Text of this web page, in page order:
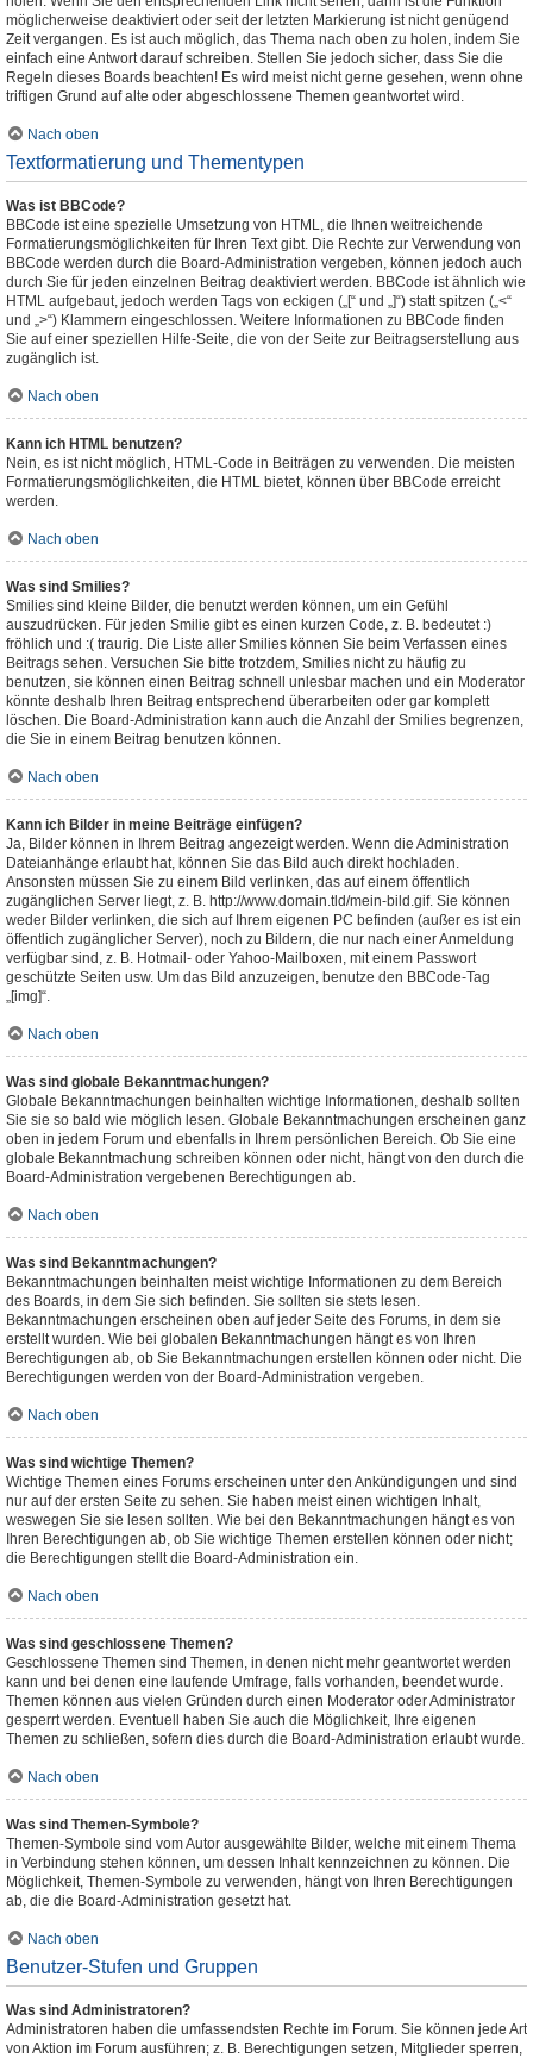
möglicherweise deaktiviert oder seit der letzten Markierung ist nicht genügend
Zeit vergangen. Es ist auch möglich, das Thema nach oben zu holen, indem Sie
einfach eine Antwort darauf schreiben. Stellen Sie jedoch sicher, dass Sie die
Regeln dieses Boards beachten! Es wird meist nicht gerne gesehen, wenn ohne
triftigen Grund auf alte oder abgeschlossene Themen geantwortet wird.
Nach oben
Textformatierung und Thementypen
Was ist BBCode?
BBCode ist eine spezielle Umsetzung von HTML, die Ihnen weitreichende
Formatierungsmöglichkeiten für Ihren Text gibt. Die Rechte zur Verwendung von
BBCode werden durch die Board-Administration vergeben, können jedoch auch
durch Sie für jeden einzelnen Beitrag deaktiviert werden. BBCode ist ähnlich wie
HTML aufgebaut, jedoch werden Tags von eckigen („[“ und „]“) statt spitzen („<“
und „>“) Klammern eingeschlossen. Weitere Informationen zu BBCode finden
Sie auf einer speziellen Hilfe-Seite, die von der Seite zur Beitragserstellung aus
zugänglich ist.
Nach oben
Kann ich HTML benutzen?
Nein, es ist nicht möglich, HTML-Code in Beiträgen zu verwenden. Die meisten
Formatierungsmöglichkeiten, die HTML bietet, können über BBCode erreicht
werden.
Nach oben
Was sind Smilies?
Smilies sind kleine Bilder, die benutzt werden können, um ein Gefühl
auszudrücken. Für jeden Smilie gibt es einen kurzen Code, z. B. bedeutet :)
fröhlich und :( traurig. Die Liste aller Smilies können Sie beim Verfassen eines
Beitrags sehen. Versuchen Sie bitte trotzdem, Smilies nicht zu häufig zu
benutzen, sie können einen Beitrag schnell unlesbar machen und ein Moderator
könnte deshalb Ihren Beitrag entsprechend überarbeiten oder gar komplett
löschen. Die Board-Administration kann auch die Anzahl der Smilies begrenzen,
die Sie in einem Beitrag benutzen können.
Nach oben
Kann ich Bilder in meine Beiträge einfügen?
Ja, Bilder können in Ihrem Beitrag angezeigt werden. Wenn die Administration
Dateianhänge erlaubt hat, können Sie das Bild auch direkt hochladen.
Ansonsten müssen Sie zu einem Bild verlinken, das auf einem öffentlich
zugänglichen Server liegt, z. B. http://www.domain.tld/mein-bild.gif. Sie können
weder Bilder verlinken, die sich auf Ihrem eigenen PC befinden (außer es ist ein
öffentlich zugänglicher Server), noch zu Bildern, die nur nach einer Anmeldung
verfügbar sind, z. B. Hotmail- oder Yahoo-Mailboxen, mit einem Passwort
geschützte Seiten usw. Um das Bild anzuzeigen, benutze den BBCode-Tag
„[img]“.
Nach oben
Was sind globale Bekanntmachungen?
Globale Bekanntmachungen beinhalten wichtige Informationen, deshalb sollten
Sie sie so bald wie möglich lesen. Globale Bekanntmachungen erscheinen ganz
oben in jedem Forum und ebenfalls in Ihrem persönlichen Bereich. Ob Sie eine
globale Bekanntmachung schreiben können oder nicht, hängt von den durch die
Board-Administration vergebenen Berechtigungen ab.
Nach oben
Was sind Bekanntmachungen?
Bekanntmachungen beinhalten meist wichtige Informationen zu dem Bereich
des Boards, in dem Sie sich befinden. Sie sollten sie stets lesen.
Bekanntmachungen erscheinen oben auf jeder Seite des Forums, in dem sie
erstellt wurden. Wie bei globalen Bekanntmachungen hängt es von Ihren
Berechtigungen ab, ob Sie Bekanntmachungen erstellen können oder nicht. Die
Berechtigungen werden von der Board-Administration vergeben.
Nach oben
Was sind wichtige Themen?
Wichtige Themen eines Forums erscheinen unter den Ankündigungen und sind
nur auf der ersten Seite zu sehen. Sie haben meist einen wichtigen Inhalt,
weswegen Sie sie lesen sollten. Wie bei den Bekanntmachungen hängt es von
Ihren Berechtigungen ab, ob Sie wichtige Themen erstellen können oder nicht;
die Berechtigungen stellt die Board-Administration ein.
Nach oben
Was sind geschlossene Themen?
Geschlossene Themen sind Themen, in denen nicht mehr geantwortet werden
kann und bei denen eine laufende Umfrage, falls vorhanden, beendet wurde.
Themen können aus vielen Gründen durch einen Moderator oder Administrator
gesperrt werden. Eventuell haben Sie auch die Möglichkeit, Ihre eigenen
Themen zu schließen, sofern dies durch die Board-Administration erlaubt wurde.
Nach oben
Was sind Themen-Symbole?
Themen-Symbole sind vom Autor ausgewählte Bilder, welche mit einem Thema
in Verbindung stehen können, um dessen Inhalt kennzeichnen zu können. Die
Möglichkeit, Themen-Symbole zu verwenden, hängt von Ihren Berechtigungen
ab, die die Board-Administration gesetzt hat.
Nach oben
Benutzer-Stufen und Gruppen
Was sind Administratoren?
Administratoren haben die umfassendsten Rechte im Forum. Sie können jede Art
von Aktion im Forum ausführen; z. B. Berechtigungen setzen, Mitglieder sperren,